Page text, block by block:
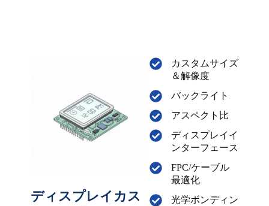
ディスプレイカス
カスタムサイズ
＆解像度
バックライト
アスペクト比
ディスプレイイ
ンターフェース
FPC/ケーブル
最適化
光学ボンディン